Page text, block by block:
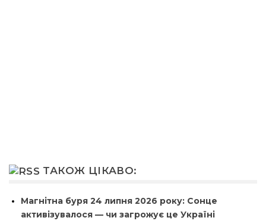
ТАКОЖ ЦІКАВО:
Магнітна буря 24 липня 2026 року: Сонце
активізувалося — чи загрожує це Україні